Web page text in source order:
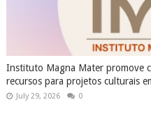
Instituto Magna Mater promove
recursos para projetos culturais
July 29, 2026 0